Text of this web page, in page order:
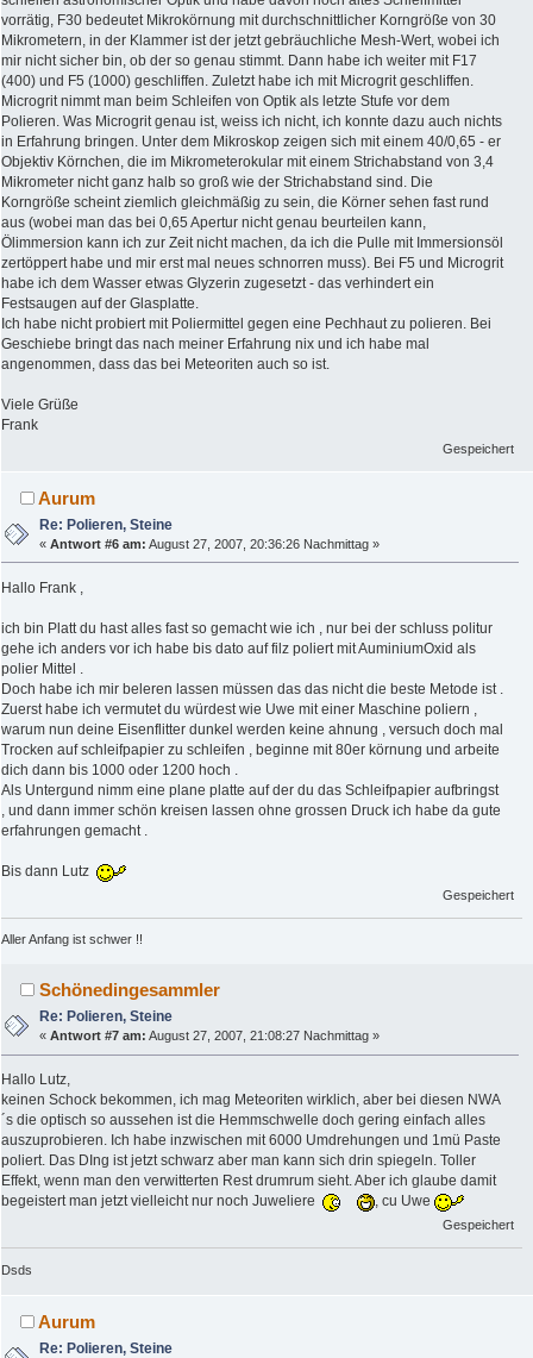
vorrätig, F30 bedeutet Mikrokörnung mit durchschnittlicher Korngröße von 30
Mikrometern, in der Klammer ist der jetzt gebräuchliche Mesh-Wert, wobei ich
mir nicht sicher bin, ob der so genau stimmt. Dann habe ich weiter mit F17
(400) und F5 (1000) geschliffen. Zuletzt habe ich mit Microgrit geschliffen.
Microgrit nimmt man beim Schleifen von Optik als letzte Stufe vor dem
Polieren. Was Microgrit genau ist, weiss ich nicht, ich konnte dazu auch nichts
in Erfahrung bringen. Unter dem Mikroskop zeigen sich mit einem 40/0,65 - er
Objektiv Körnchen, die im Mikrometerokular mit einem Strichabstand von 3,4
Mikrometer nicht ganz halb so groß wie der Strichabstand sind. Die
Korngröße scheint ziemlich gleichmäßig zu sein, die Körner sehen fast rund
aus (wobei man das bei 0,65 Apertur nicht genau beurteilen kann,
Ölimmersion kann ich zur Zeit nicht machen, da ich die Pulle mit Immersionsöl
zertöppert habe und mir erst mal neues schnorren muss). Bei F5 und Microgrit
habe ich dem Wasser etwas Glyzerin zugesetzt - das verhindert ein
Festsaugen auf der Glasplatte.
Ich habe nicht probiert mit Poliermittel gegen eine Pechhaut zu polieren. Bei
Geschiebe bringt das nach meiner Erfahrung nix und ich habe mal
angenommen, dass das bei Meteoriten auch so ist.
Viele Grüße
Frank
Gespeichert
Aurum
Re: Polieren, Steine
«Antwort #6 am: August 27, 2007, 20:36:26 Nachmittag »
Hallo Frank ,
ich bin Platt du hast alles fast so gemacht wie ich , nur bei der schluss politur
gehe ich anders vor ich habe bis dato auf filz poliert mit AuminiumOxid als
polier Mittel .
Doch habe ich mir beleren lassen müssen das das nicht die beste Metode ist .
Zuerst habe ich vermutet du würdest wie Uwe mit einer Maschine poliern ,
warum nun deine Eisenflitter dunkel werden keine ahnung , versuch doch mal
Trocken auf schleifpapier zu schleifen , beginne mit 80er körnung und arbeite
dich dann bis 1000 oder 1200 hoch .
Als Untergund nimm eine plane platte auf der du das Schleifpapier aufbringst
, und dann immer schön kreisen lassen ohne grossen Druck ich habe da gute
erfahrungen gemacht .
Bis dann Lutz
Gespeichert
Aller Anfang ist schwer !!
Schönedingesammler
Re: Polieren, Steine
«Antwort #7 am: August 27, 2007, 21:08:27 Nachmittag »
Hallo Lutz,
keinen Schock bekommen, ich mag Meteoriten wirklich, aber bei diesen NWA
´s die optisch so aussehen ist die Hemmschwelle doch gering einfach alles
auszuprobieren. Ich habe inzwischen mit 6000 Umdrehungen und 1mü Paste
poliert. Das DIng ist jetzt schwarz aber man kann sich drin spiegeln. Toller
Effekt, wenn man den verwitterten Rest drumrum sieht. Aber ich glaube damit
begeistert man jetzt vielleicht nur noch Juweliere
, cu Uwe
Gespeichert
Dsds
Aurum
Re: Polieren, Steine